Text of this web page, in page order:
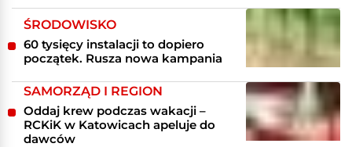
ŚRODOWISKO
60 tysięcy instalacji to dopiero
początek. Rusza nowa kampania
SAMORZĄD I REGION
Oddaj krew podczas wakacji –
RCKiK w Katowicach apeluje do
dawców